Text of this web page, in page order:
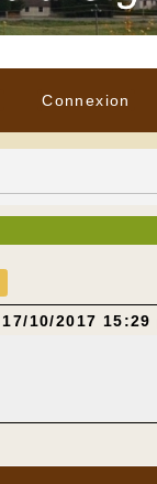
Connexion
17/10/2017 15:29